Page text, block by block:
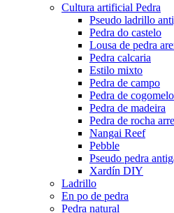
Cultura artificial Pedra
Pseudo ladrillo
Pedra do castelo
Lousa de pedra
Pedra calcaria
Estilo mixto
Pedra de campo
Pedra de
Pedra de madeira
Pedra de rocha
Nangai Reef
Pebble
Pseudo pedra
Xardín DIY
Ladrillo
En po de pedra
Pedra natural